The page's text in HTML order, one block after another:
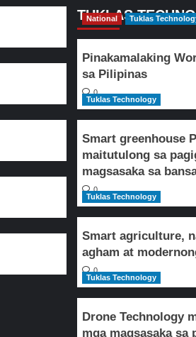
TUKLAS
National Tuklas
Pinakamalaking
sa Pilipinas
0
Tuklas Technology
Smart greenhouse
maitutulong sa
magsasaka sa
0
Tuklas Technology
Smart agriculture,
agham at
0
Tuklas Technology
Drone Technology
mga magsasaka sa